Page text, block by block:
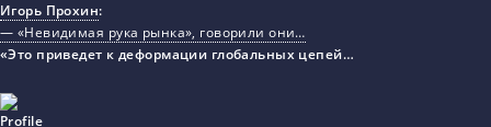
Игорь Прохин:
— «Невидимая рука рынка», говорили они…
«Это приведет к деформации глобальных цепей…